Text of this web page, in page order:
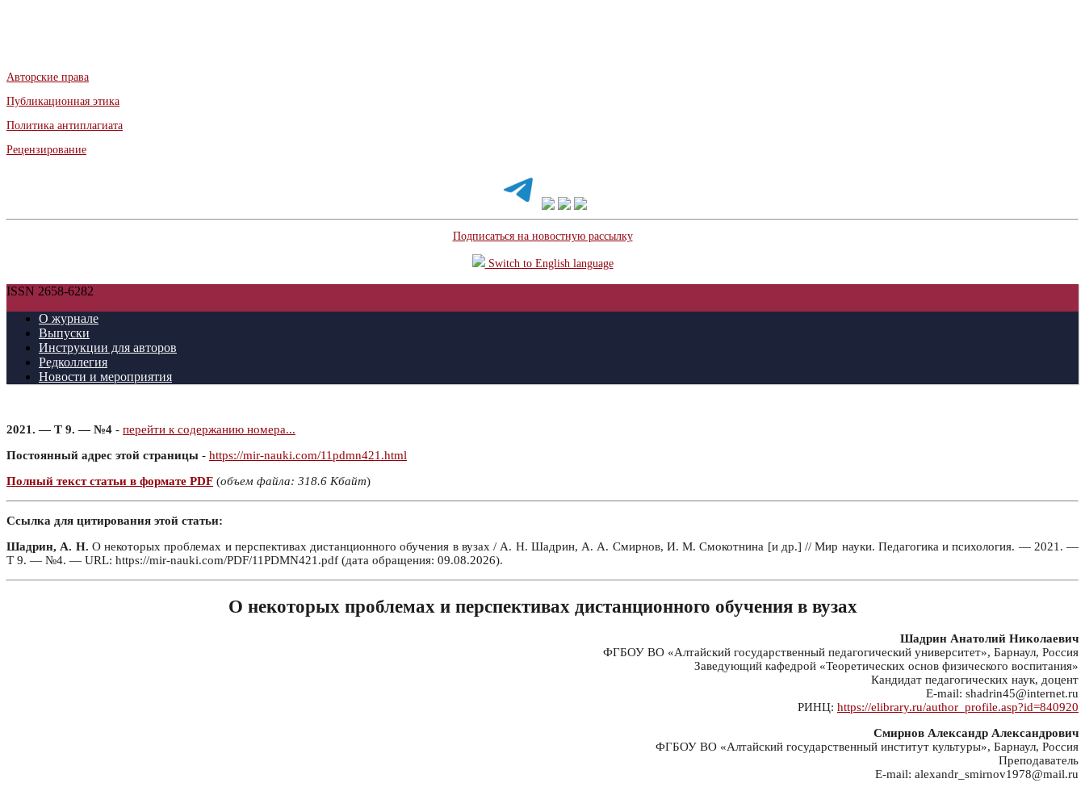
Авторские права
Публикационная этика
Политика антиплагиата
Рецензирование
Подписаться на новостную рассылку
Switch to English language
ISSN 2658-6282
О журнале
Выпуски
Инструкции для авторов
Редколлегия
Новости и мероприятия
2021. — Т 9. — №4 - перейти к содержанию номера...
Постоянный адрес этой страницы - https://mir-nauki.com/11pdmn421.html
Полный текст статьи в формате PDF (объем файла: 318.6 Кбайт)
Ссылка для цитирования этой статьи:
Шадрин, А. Н. О некоторых проблемах и перспективах дистанционного обучения в вузах / А. Н. Шадрин, А. А. Смирнов, И. М. Смокотнина [и др.] // Мир науки. Педагогика и психология. — 2021. —
Т 9. — №4. — URL: https://mir-nauki.com/PDF/11PDMN421.pdf (дата обращения: 09.08.2026).
О некоторых проблемах и перспективах дистанционного обучения в вузах
Шадрин Анатолий Николаевич
ФГБОУ ВО «Алтайский государственный педагогический университет», Барнаул, Россия
Заведующий кафедрой «Теоретических основ физического воспитания»
Кандидат педагогических наук, доцент
E-mail: shadrin45@internet.ru
РИНЦ: https://elibrary.ru/author_profile.asp?id=840920
Смирнов Александр Александрович
ФГБОУ ВО «Алтайский государственный институт культуры», Барнаул, Россия
Преподаватель
E-mail: alexandr_smirnov1978@mail.ru